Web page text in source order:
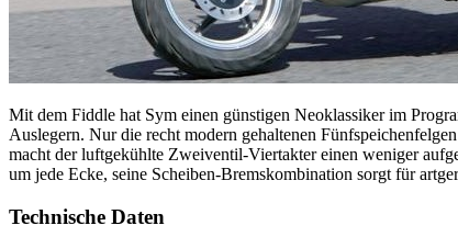
Mit dem Fiddle hat Sym einen günstigen Neoklassiker im
Auslegern. Nur die recht modern gehaltenen
macht der luftgekühlte Zweiventil-Viertakter einen weniger
um jede Ecke, seine Scheiben-Bremskombination sorgt für
Technische Daten